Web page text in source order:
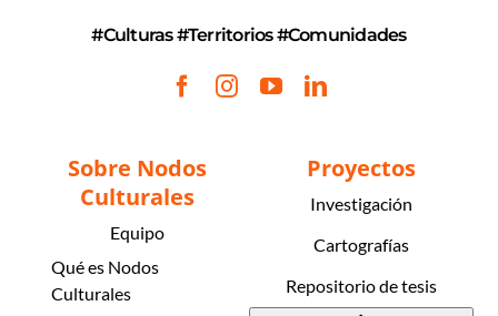
#Culturas #Territorios #Comunidades
Sobre Nodos
Culturales
Equipo
Qué es Nodos
Culturales
Proyectos
Investigación
Cartografías
Repositorio de tesis